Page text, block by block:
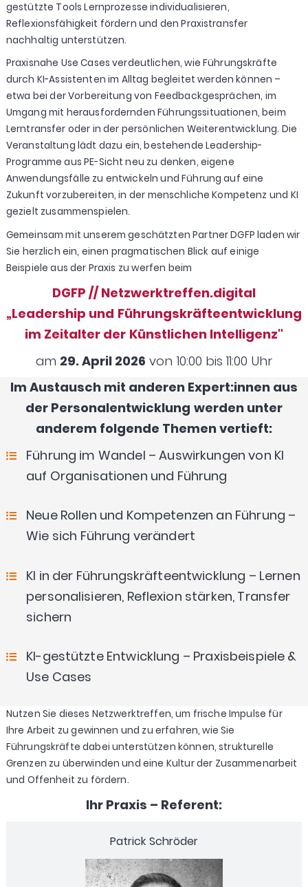
gestützte Tools Lernprozesse individualisieren,
Reflexionsfähigkeit fördern und den Praxistransfer
nachhaltig unterstützen.
Praxisnahe Use Cases verdeutlichen, wie Führungskräfte
durch KI-Assistenten im Alltag begleitet werden können –
etwa bei der Vorbereitung von Feedbackgesprächen, im
Umgang mit herausfordernden Führungssituationen, beim
Lerntransfer oder in der persönlichen Weiterentwicklung. Die
Veranstaltung lädt dazu ein, bestehende Leadership-
Programme aus PE-Sicht neu zu denken, eigene
Anwendungsfälle zu entwickeln und Führung auf eine
Zukunft vorzubereiten, in der menschliche Kompetenz und KI
gezielt zusammenspielen.
Gemeinsam mit unserem geschätzten Partner DGFP laden wir
Sie herzlich ein, einen pragmatischen Blick auf einige
Beispiele aus der Praxis zu werfen beim
DGFP // Netzwerktreffen.digital
„Leadership und Führungskräfteentwicklung
im Zeitalter der Künstlichen Intelligenz"
am 29. April 2026 von 10:00 bis 11:00 Uhr
Im Austausch mit anderen Expert:innen aus
der Personalentwicklung werden unter
anderem folgende Themen vertieft:
Führung im Wandel – Auswirkungen von KI
auf Organisationen und Führung
Neue Rollen und Kompetenzen an Führung –
Wie sich Führung verändert
KI in der Führungskräfteentwicklung – Lernen
personalisieren, Reflexion stärken, Transfer
sichern
KI-gestützte Entwicklung – Praxisbeispiele &
Use Cases
Nutzen Sie dieses Netzwerktreffen, um frische Impulse für
Ihre Arbeit zu gewinnen und zu erfahren, wie Sie
Führungskräfte dabei unterstützen können, strukturelle
Grenzen zu überwinden und eine Kultur der Zusammenarbeit
und Offenheit zu fördern.
Ihr Praxis – Referent:
Patrick Schröder